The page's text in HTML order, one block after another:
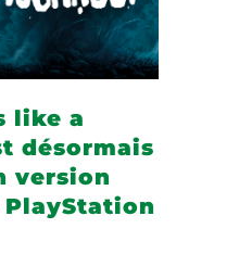
like a
désormais
version